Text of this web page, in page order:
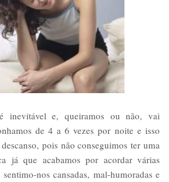
inevitável e, queiramos ou não, vai
de 4 a 6 vezes por noite e isso
pois não conseguimos ter uma
já que acabamos por acordar várias
nos cansadas, mal-humoradas e